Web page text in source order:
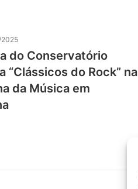
do Conservatório
“Clássicos do Rock” na
da Música em